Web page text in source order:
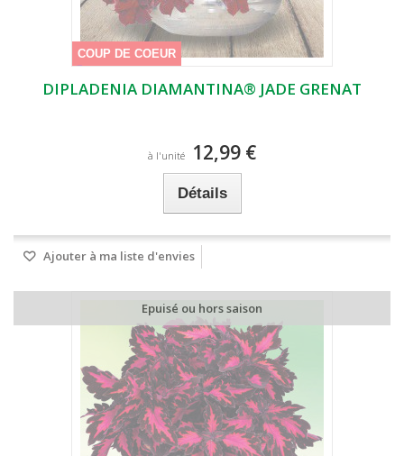
COUP DE COEUR
DIPLADENIA DIAMANTINA® JADE GRENAT
à l'unité 12,99 €
Détails
Ajouter à ma liste d'envies
Epuisé ou hors saison